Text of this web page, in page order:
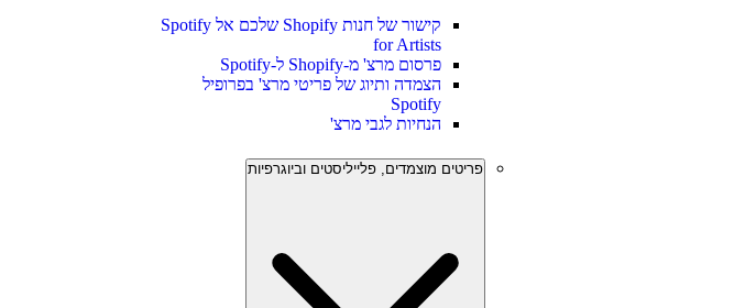
קישור של חנות Shopify שלכם אל Spotify
for Artists
פרסום מרצ' מ-Shopify ל-Spotify
הצמדה ותיוג של פריטי מרצ' בפרופיל
Spotify
הנחיות לגבי מרצ'
פריטים מוצמדים, פלייליסטים וביוגרפיות